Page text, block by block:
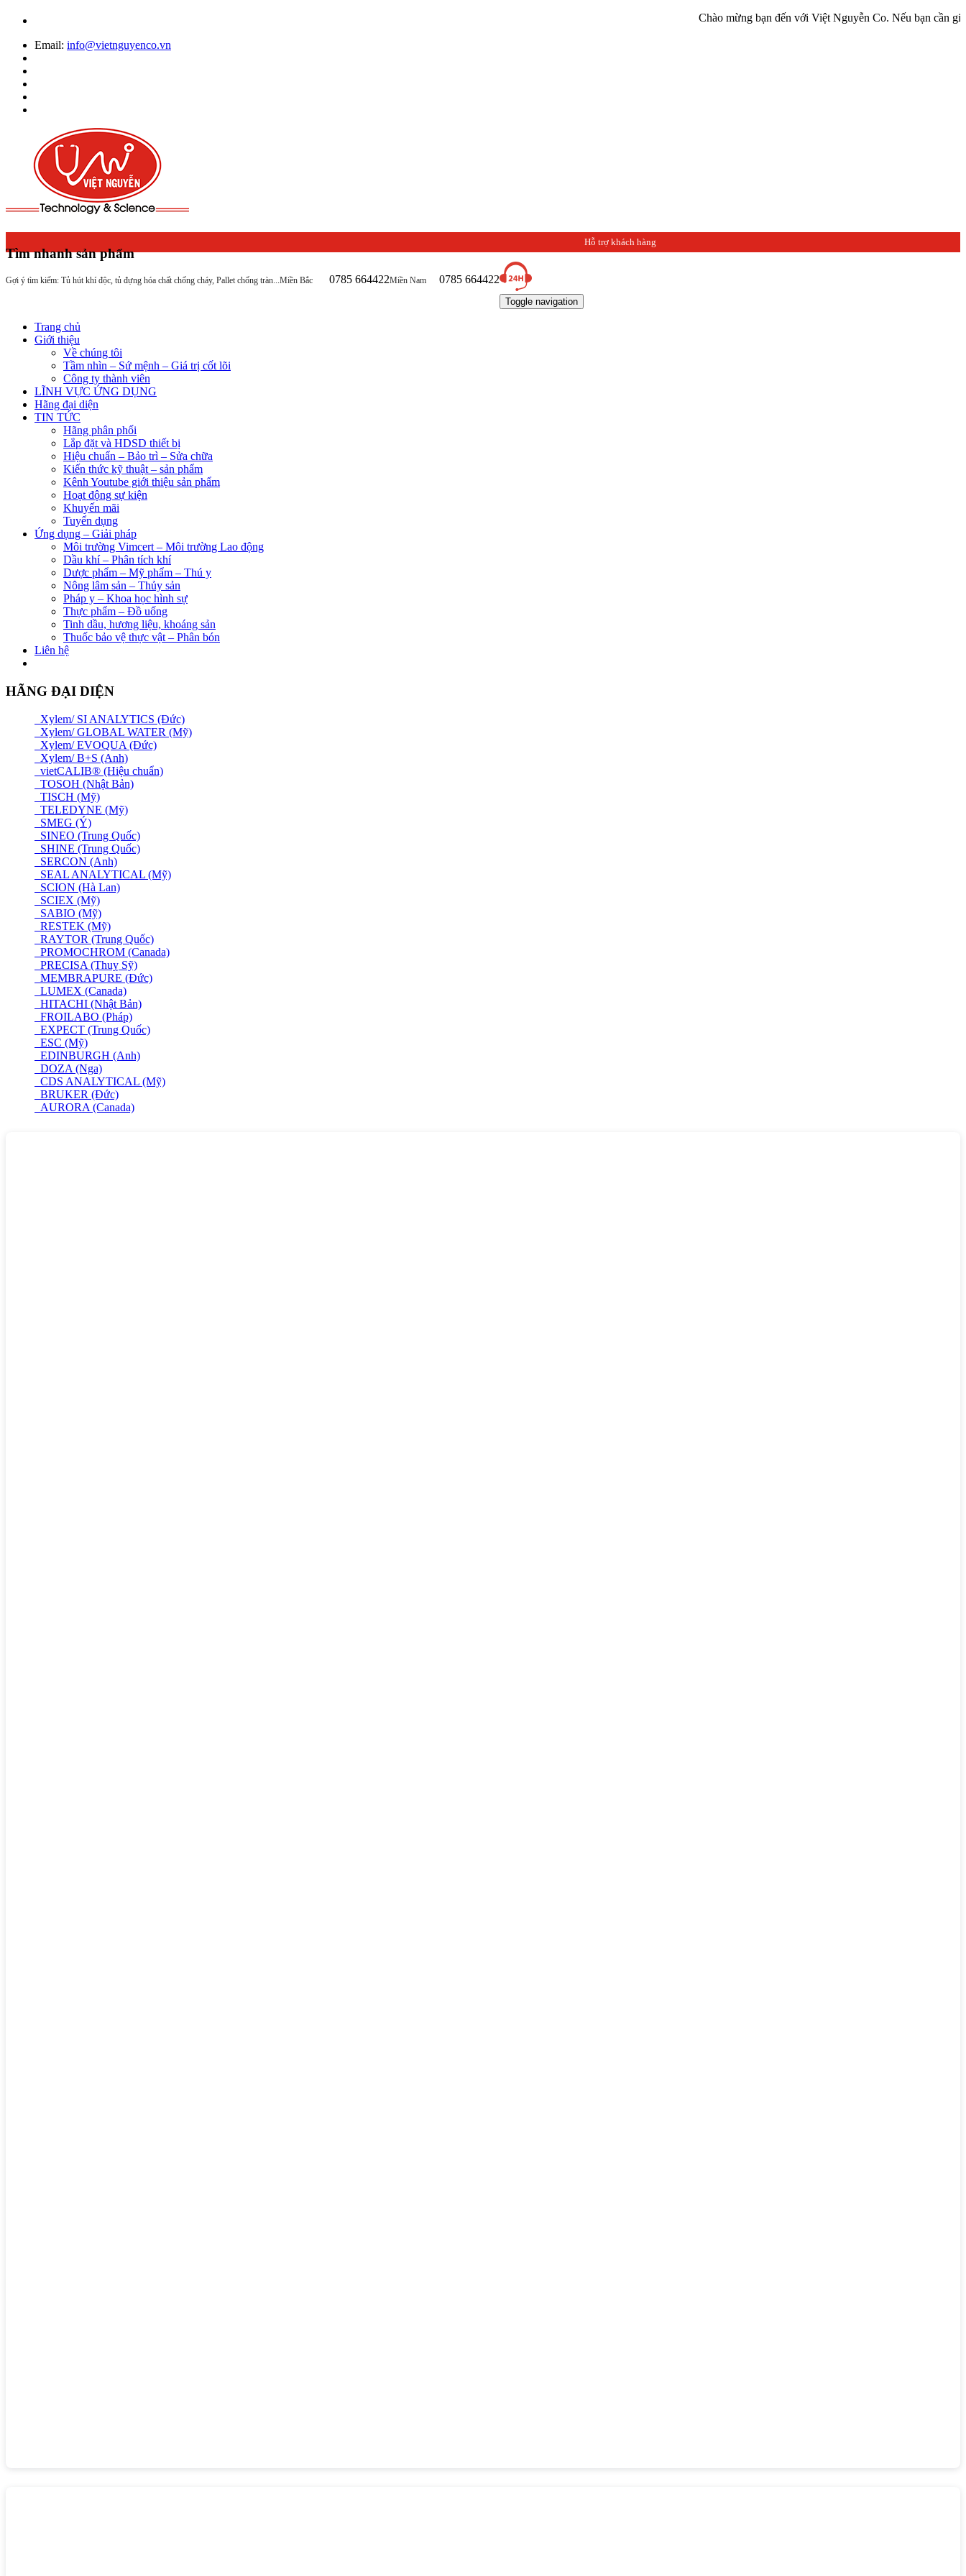
Chào mừng bạn đến với Việt Nguyễn Co. Nếu bạn cần giúp đỡ
Email: info@vietnguyenco.vn
Tìm nhanh sản phẩm
Gợi ý tìm kiếm: Tủ hút khí độc, tủ đựng hóa chất chống cháy, Pallet chống tràn...
Hỗ trợ khách hàng
Miền Bắc 0785 664422Miền Nam 0785 664422
Toggle navigation
Trang chủ
Giới thiệu
Về chúng tôi
Tầm nhìn – Sứ mệnh – Giá trị cốt lõi
Công ty thành viên
LĨNH VỰC ỨNG DỤNG
Hãng đại diện
TIN TỨC
Hãng phân phối
Lắp đặt và HDSD thiết bị
Hiệu chuẩn – Bảo trì – Sửa chữa
Kiến thức kỹ thuật – sản phẩm
Kênh Youtube giới thiệu sản phẩm
Hoạt động sự kiện
Khuyến mãi
Tuyển dụng
Ứng dụng – Giải pháp
Môi trường Vimcert – Môi trường Lao động
Dầu khí – Phân tích khí
Dược phẩm – Mỹ phẩm – Thú y
Nông lâm sản – Thủy sản
Pháp y – Khoa học hình sự
Thực phẩm – Đồ uống
Tinh dầu, hương liệu, khoáng sản
Thuốc bảo vệ thực vật – Phân bón
Liên hệ
HÃNG ĐẠI DIỆN
Xylem/ SI ANALYTICS (Đức)
Xylem/ GLOBAL WATER (Mỹ)
Xylem/ EVOQUA (Đức)
Xylem/ B+S (Anh)
vietCALIB® (Hiệu chuẩn)
TOSOH (Nhật Bản)
TISCH (Mỹ)
TELEDYNE (Mỹ)
SMEG (Ý)
SINEO (Trung Quốc)
SHINE (Trung Quốc)
SERCON (Anh)
SEAL ANALYTICAL (Mỹ)
SCION (Hà Lan)
SCIEX (Mỹ)
SABIO (Mỹ)
RESTEK (Mỹ)
RAYTOR (Trung Quốc)
PROMOCHROM (Canada)
PRECISA (Thuỵ Sỹ)
MEMBRAPURE (Đức)
LUMEX (Canada)
HITACHI (Nhật Bản)
FROILABO (Pháp)
EXPECT (Trung Quốc)
ESC (Mỹ)
EDINBURGH (Anh)
DOZA (Nga)
CDS ANALYTICAL (Mỹ)
BRUKER (Đức)
AURORA (Canada)